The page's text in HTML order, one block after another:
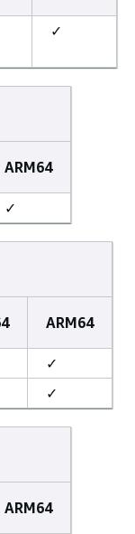
✓
ARM64
✓
ARM64
✓
✓
ARM64